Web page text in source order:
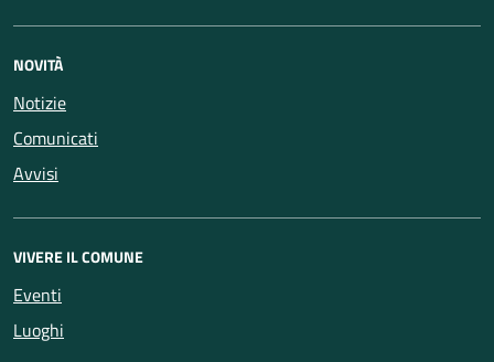
NOVITÀ
Notizie
Comunicati
Avvisi
VIVERE IL COMUNE
Eventi
Luoghi